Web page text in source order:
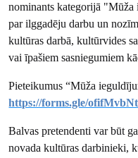
nominants kategorijā
par ilggadēju darbu un
kultūras darbā, kultūrvides
vai īpašiem sasniegumiem
Pieteikumus “Mūža
https://forms.gle/
Balvas pretendenti var būt
novada kultūras darbinieki,